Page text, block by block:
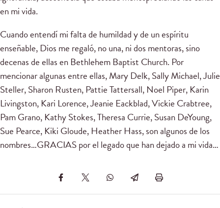
en mi vida.
Cuando entendí mi falta de humildad y de un espíritu
enseñable, Dios me regaló, no una, ni dos mentoras, sino
decenas de ellas en Bethlehem Baptist Church. Por
mencionar algunas entre ellas, Mary Delk, Sally Michael, Julie
Steller, Sharon Rusten, Pattie Tattersall, Noel Piper, Karin
Livingston, Kari Lorence, Jeanie Eackblad, Vickie Crabtree,
Pam Grano, Kathy Stokes, Theresa Currie, Susan DeYoung,
Sue Pearce, Kiki Gloude, Heather Hass, son algunos de los
nombres…GRACIAS por el legado que han dejado a mi vida…